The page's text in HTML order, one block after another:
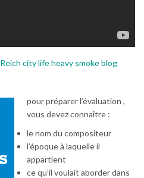
Reich city life heavy smoke blog
pour préparer l’évaluation ,
vous devez connaître :
le nom du compositeur
l’époque à laquelle il
appartient
ce qu’il voulait aborder dans